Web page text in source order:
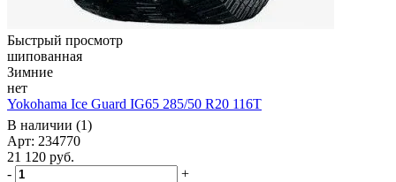
Быстрый просмотр
шипованная
Зимние
нет
Yokohama Ice Guard IG65 285/50 R20 116T
В наличии (1)
Арт: 234770
21 120 руб.
-
+